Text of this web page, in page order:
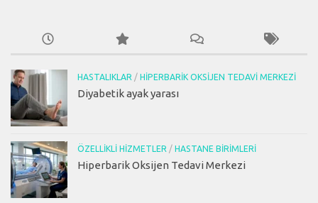
HASTALIKLAR / HIPERBARIK OKSIJEN TEDAVI MERKEZI
Diyabetik ayak yarası
ÖZELLIKLI HIZMETLER / HASTANE BIRIMLERI
Hiperbarik Oksijen Tedavi Merkezi